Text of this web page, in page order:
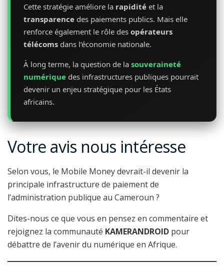
Cette stratégie améliore la rapidité et la
transparence des paiements publics. Mais elle
renforce également le rôle des opérateurs
télécoms dans l’économie nationale.
À long terme, la question de la souveraineté
numérique des infrastructures publiques pourrait
devenir un enjeu stratégique pour les États
africains.
Votre avis nous intéresse
Selon vous, le Mobile Money devrait-il devenir la
principale infrastructure de paiement de
l’administration publique au Cameroun ?
Dites-nous ce que vous en pensez en commentaire et
rejoignez la communauté KAMERANDROID pour
débattre de l’avenir du numérique en Afrique.